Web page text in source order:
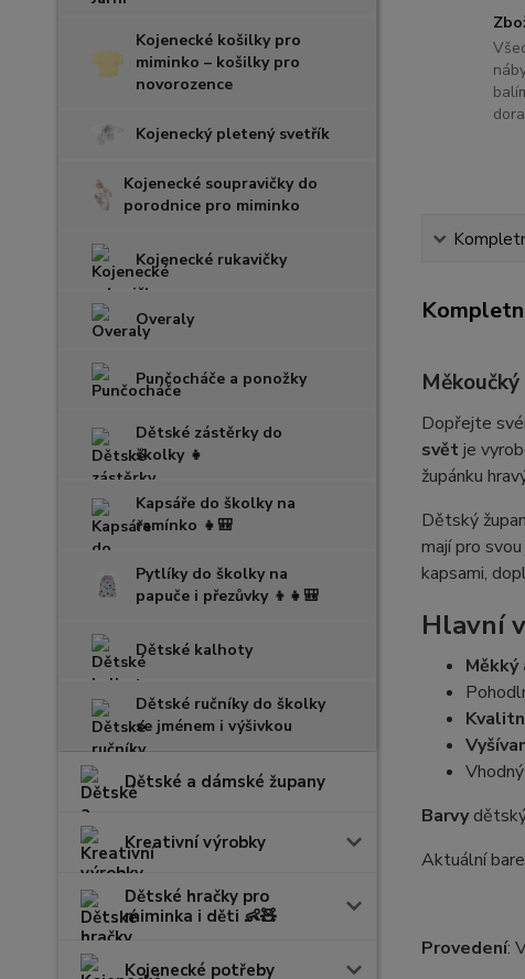
Kojenecké košilky pro
miminko – košilky pro
novorozence
Kojenecký pletený svetřík
Kojenecké soupravičky do
porodnice pro miminko
Kojenecké rukavičky
Overaly
Punčocháče a ponožky
Dětské zástěrky do
školky 👧
Kapsáře do školky na
ramínko 👧🎒
Pytlíky do školky na
papuče i přezůvky 👦👧🎒
Dětské kalhoty
Dětské ručníky do školky
se jménem i výšivkou
Dětské a dámské župany
Kreativní výrobky
Dětské hračky pro
miminka i děti 👶🧸
Kojenecké potřeby
Dopřejte
svět je
župánku
Dětský
mají pro
kapsami,
Hlavní
Barvy
Aktuální
Provedení: